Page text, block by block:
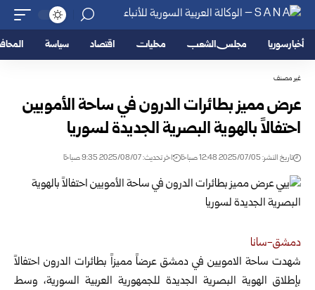
أخبار سوريا مجلس الشعب محليات اقتصاد سياسة
غير مصنف
عرض مميز بطائرات الدرون في ساحة الأمويين
احتفالاً بالهوية البصرية الجديدة لسوريا
تاريخ النشر: 2025/07/05 12:48 صباحًا اخر تحديث: 2025/08/07 9:35 صباحًا
دمشق-سانا
شهدت ساحة الامويين في دمشق عرضاً مميزاً بطائرات الدرون احتفالاً
بإطلاق الهوية البصرية الجديدة للجمهورية العربية السورية، وسط